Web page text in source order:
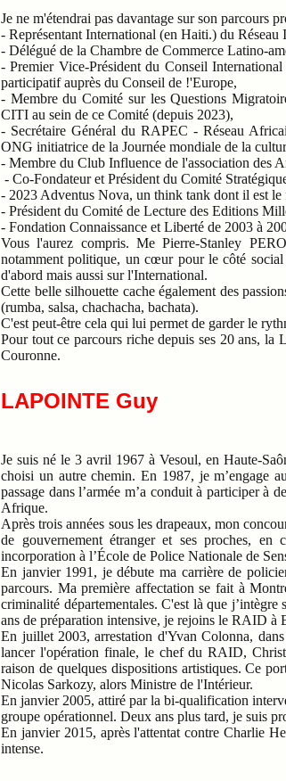
Je ne m'étendrai pas davantage sur son parcours
- Représentant International (en Haiti.) du
- Délégué de la Chambre de Commerce Latino-
- Premier Vice-Président du Conseil
participatif auprès du Conseil de !'Europe,
- Membre du Comité sur les Questions
CITI au sein de ce Comité (depuis 2023),
- Secrétaire Général du RAPEC - Réseau
ONG initiatrice de la Journée mondiale de la
- Membre du Club Influence de l'association des
- Co-Fondateur et Président du Comité
- 2023 Adventus Nova, un think tank dont il est le
- Président du Comité de Lecture des Editions
- Fondation Connaissance et Liberté de 2003 à
Vous l'aurez compris. Me Pierre-Stanley
notamment politique, un cœur pour le côté
d'abord mais aussi sur l'International.
Cette belle silhouette cache également des
(rumba, salsa, chachacha, bachata).
C'est peut-être cela qui lui permet de garder le
Pour tout ce parcours riche depuis ses 20 ans,
Couronne.
LAPOINTE Guy
Je suis né le 3 avril 1967 à Vesoul, en Haute-
choisi un autre chemin. En 1987, je m’engage
passage dans l’armée m’a conduit à participer
Afrique.
Après trois années sous les drapeaux, mon
de gouvernement étranger et ses proches, en
incorporation à l’École de Police Nationale de
En janvier 1991, je débute ma carrière de
parcours. Ma première affectation se fait à
criminalité départementales. C'est là que
ans de préparation intensive, je rejoins le RAID à
En juillet 2003, arrestation d'Yvan Colonna,
lancer l'opération finale, le chef du RAID,
raison de quelques dispositions artistiques. Ce
Nicolas Sarkozy, alors Ministre de l'Intérieur.
En janvier 2005, attiré par la bi-qualification
groupe opérationnel. Deux ans plus tard, je suis
En janvier 2015, après l'attentat contre Charlie
intense.